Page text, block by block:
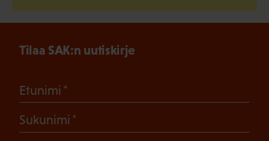
Tilaa SAK:n uutiskirje
Etunimi
Sukunimi